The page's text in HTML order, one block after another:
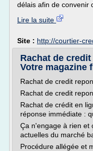
délais afin de convenir
Lire la suite
Site : http://courtier-
Rachat de
Votre magazine
Rachat de credit
Rachat de credit
Rachat de crédit en
réponse immédiate :
Ça n'engage à rien et
actuelles du marché
Procédure allégée et